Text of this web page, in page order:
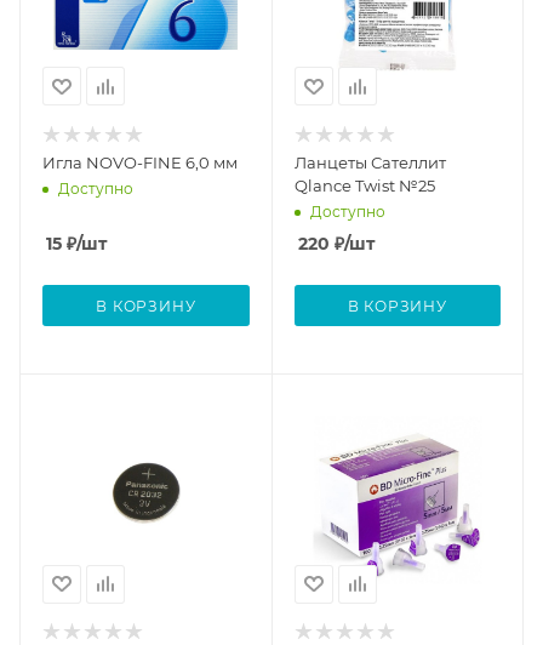
Игла NOVO-FINE 6,0 мм
Доступно
15 ₽/шт
В КОРЗИНУ
Ланцеты Сателлит
Qlance Twist №25
Доступно
220 ₽/шт
В КОРЗИНУ